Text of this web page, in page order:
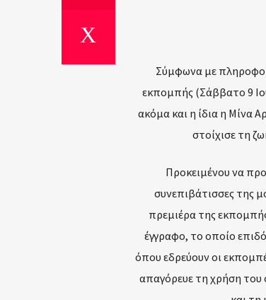
Σύμφωνα με
εκπομπής (Σάββατο 9
ακόμα και η ίδια η Μίνα
στοίχισε τη
Προκειμένου να
συνεπιβάτισσες της
πρεμιέρα της
έγγραφο, το οποίο
όπου εδρεύουν οι
απαγόρευε τη χρήση